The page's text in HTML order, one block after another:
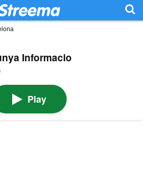
Informacio
Play